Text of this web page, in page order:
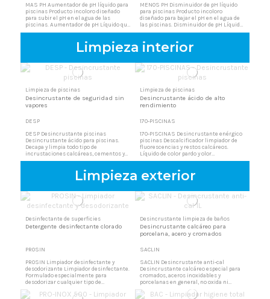
MAS PH Aumentador de pH líquido para
piscinas Producto incoloro diseñado
para subir el pH en el agua de las
piscinas. Aumentador de pH Líquido que
sube el pH del agua de piscina para
MENOS PH Disminuidor de pH líquido
para piscinas Producto incoloro
diseñado para bajar el pH en el agua de
las piscinas. Disminuidor de pH Líquido
que baja el pH del agua de piscina para
Limpieza interior
Limpieza de piscinas
Desincrustante de seguridad sin
vapores
DESP
DESP Desincrustante piscinas
Desincrustante ácido para piscinas.
Decapa y limpia todo tipo de
incrustaciones calcáreas, cementos y
fluorescencias, verdines, etc. Limpiador
exento de vapores y humos tóxicos ideal
para limpiar interiores de piscinas y
Limpieza de piscinas
Desincrustante ácido de alto
rendimiento
170-PISCINAS
170-PISCINAS Desincrustante enérgico
piscinas Descalcificador limpiador de
fluorescencias y restos calcáreos.
Líquido de color pardo y olor
característico. Limpiador ácido muy
todo tipo de incrustaciones calcáreas,
cementos y fluorescencias. Limpiador
Limpieza exterior
Desinfectante de superficies
Detergente desinfectante clorado
PROSIN
PROSIN Limpiador desinfectante y
desodorizante Limpiador desinfectante.
Formulado especialmente para
desodorizar cualquier tipo de
superficies. Recomendado en
colectividades, sanitarios, hospitales,
Desincrustante limpieza de baños
Desincrustante calcáreo para
porcelana, acero y cromados
SACLIN
SACLIN Desincrustante anti-cal
Desincrustante calcáreo especial para
cromados, aceros inoxidables y
porcelanas en general, no oxida ni
mancha. Apto para griferías, bañeras,
duchas, lavabos, etc. Gracias a su baja